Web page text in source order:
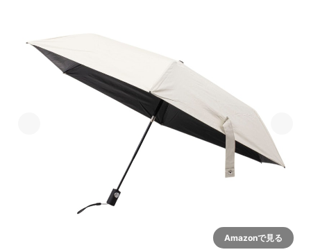
Amazonで見る